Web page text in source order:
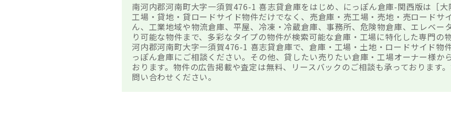
南河内郡河南町大字一須賀476-1 喜志貸倉庫をはじめ、にっぽん倉庫-関西版は［
工場・貸地・貸ロードサイド物件だけでなく、売倉庫・売工場・売地・売ロードサ
ん、工業地域や物流倉庫、平屋、冷凍・冷蔵倉庫、事務所、危険物倉庫、エレベー
り可能な物件まで、多彩なタイプの物件が検索可能な倉庫・工場に特化した専門の
河内郡河南町大字一須賀476-1 喜志貸倉庫で、倉庫・工場・土地・ロードサイド物
っぽん倉庫にご相談ください。その他、貸したい売りたい倉庫・工場オーナー様か
おります。物件の広告掲載や査定は無料、リースバックのご相談も承っております
問い合わせください。